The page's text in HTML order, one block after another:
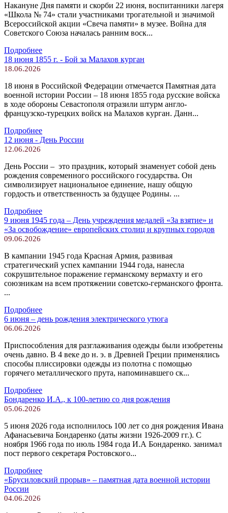
Накануне Дня памяти и скорби 22 июня, воспитанники лагеря
«Школа № 74» стали участниками трогательной и значимой
Всероссийской акции «Свеча памяти» в музее. Война для
Советского Союза началась ранним воск...
Подробнее
18 июня 1855 г. - Бой за Малахов курган
18.06.2026
18 июня в Российской Федерации отмечается Памятная дата
военной истории России – 18 июня 1855 года русские войска
в ходе обороны Севастополя отразили штурм англо-
французско-турецких войск на Малахов курган. Данн...
Подробнее
12 июня - День России
12.06.2026
День России – это праздник, который знаменует собой день
рождения современного российского государства. Он
символизирует национальное единение, нашу общую
гордость и ответственность за будущее Родины. ...
Подробнее
9 июня 1945 года – День учреждения медалей «За взятие» и
«За освобождение» европейских столиц и крупных городов
09.06.2026
В кампании 1945 года Красная Армия, развивая
стратегический успех кампании 1944 года, нанесла
сокрушительное поражение германскому вермахту и его
союзникам на всем протяжении советско-германского фронта.
...
Подробнее
6 июня – день рождения электрического утюга
06.06.2026
Приспособления для разглаживания одежды были изобретены
очень давно. В 4 веке до н. э. в Древней Греции применялись
способы плиссировки одежды из полотна с помощью
горячего металлического прута, напоминавшего ск...
Подробнее
Бондаренко И.А., к 100-летию со дня рождения
05.06.2026
5 июня 2026 года исполнилось 100 лет со дня рождения Ивана
Афанасьевича Бондаренко (даты жизни 1926-2009 гг.). С
ноября 1966 года по июль 1984 года И.А Бондаренко. занимал
пост первого секретаря Ростовского...
Подробнее
«Брусиловский прорыв» – памятная дата военной истории
России
04.06.2026